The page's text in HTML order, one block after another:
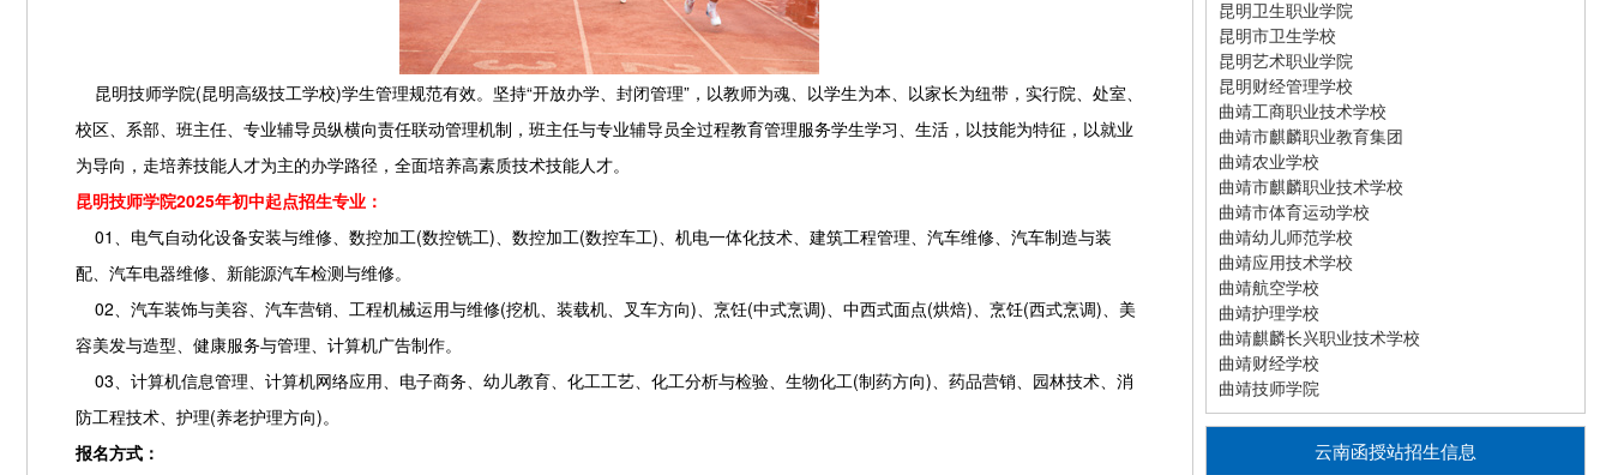
昆明技师学院(昆明高级技工学校)学生管理规范有效。坚持“开放办学、封闭管理”，以教师为魂、以学生为本、以家长为纽带，实行院、处室、
校区、系部、班主任、专业辅导员纵横向责任联动管理机制，班主任与专业辅导员全过程教育管理服务学生学习、生活，以技能为特征，以就业
为导向，走培养技能人才为主的办学路径，全面培养高素质技术技能人才。
昆明技师学院2025年初中起点招生专业：
01、电气自动化设备安装与维修、数控加工(数控铣工)、数控加工(数控车工)、机电一体化技术、建筑工程管理、汽车维修、汽车制造与装
配、汽车电器维修、新能源汽车检测与维修。
02、汽车装饰与美容、汽车营销、工程机械运用与维修(挖机、装载机、叉车方向)、烹饪(中式烹调)、中西式面点(烘焙)、烹饪(西式烹调)、美
容美发与造型、健康服务与管理、计算机广告制作。
03、计算机信息管理、计算机网络应用、电子商务、幼儿教育、化工工艺、化工分析与检验、生物化工(制药方向)、药品营销、园林技术、消
防工程技术、护理(养老护理方向)。
报名方式：
昆明卫生职业学院
昆明市卫生学校
昆明艺术职业学院
昆明财经管理学校
曲靖工商职业技术学校
曲靖市麒麟职业教育集团
曲靖农业学校
曲靖市麒麟职业技术学校
曲靖市体育运动学校
曲靖幼儿师范学校
曲靖应用技术学校
曲靖航空学校
曲靖护理学校
曲靖麒麟长兴职业技术学校
曲靖财经学校
曲靖技师学院
云南函授站招生信息